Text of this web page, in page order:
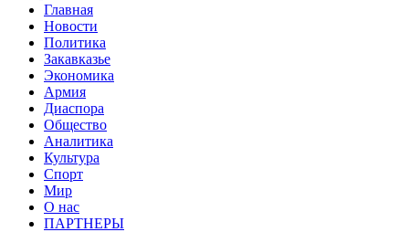
Главная
Новости
Политика
Закавказье
Экономика
Армия
Диаспора
Общество
Аналитика
Культура
Спорт
Мир
О нас
ПАРТНЕРЫ